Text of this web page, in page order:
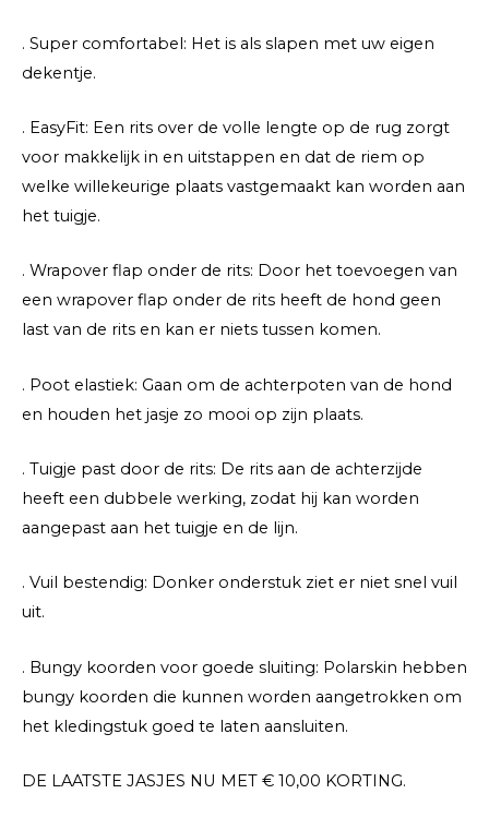
. Super comfortabel: Het is als slapen met uw eigen
dekentje.
. EasyFit: Een rits over de volle lengte op de rug zorgt
voor makkelijk in en uitstappen en dat de riem op
welke willekeurige plaats vastgemaakt kan worden aan
het tuigje.
. Wrapover flap onder de rits: Door het toevoegen van
een wrapover flap onder de rits heeft de hond geen
last van de rits en kan er niets tussen komen.
. Poot elastiek: Gaan om de achterpoten van de hond
en houden het jasje zo mooi op zijn plaats.
. Tuigje past door de rits: De rits aan de achterzijde
heeft een dubbele werking, zodat hij kan worden
aangepast aan het tuigje en de lijn.
. Vuil bestendig: Donker onderstuk ziet er niet snel vuil
uit.
. Bungy koorden voor goede sluiting: Polarskin hebben
bungy koorden die kunnen worden aangetrokken om
het kledingstuk goed te laten aansluiten.
DE LAATSTE JASJES NU MET € 10,00 KORTING.